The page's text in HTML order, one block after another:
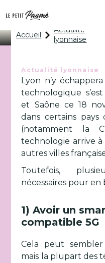
La 5G
Accueil
Actualité
lyonnaise
Actualité lyonnaise
Lyon n’y
technologique
et Saône ce 18
dans certains
(notamment la
technologie arrive
autres villes
Toutefois,
nécessaires pour en
1) Avoir un
compatible 5G
Cela peut
mais la plupart des